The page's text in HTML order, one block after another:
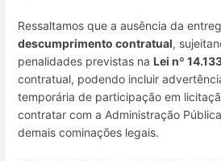
Ressaltamos que a ausência da
descumprimento contratual,
penalidades previstas na Lei nº
contratual, podendo incluir
temporária de participação em
contratar com a Administração
demais cominações legais.